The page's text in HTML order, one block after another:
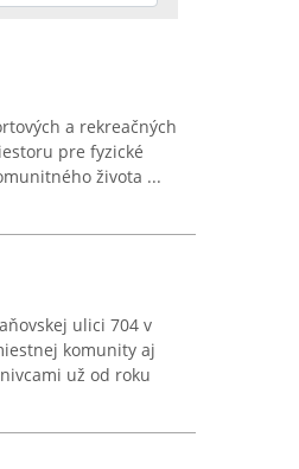
a rekreačných
pre fyzické
života ...
ulici 704 v
komunity aj
už od roku